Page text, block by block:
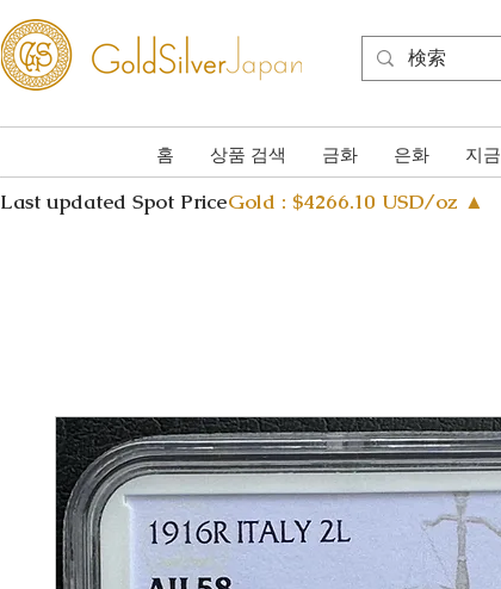
홈 상품 검색 금화 은화 지금
Last updated Spot PriceGold : $4266.10 USD/oz ▲